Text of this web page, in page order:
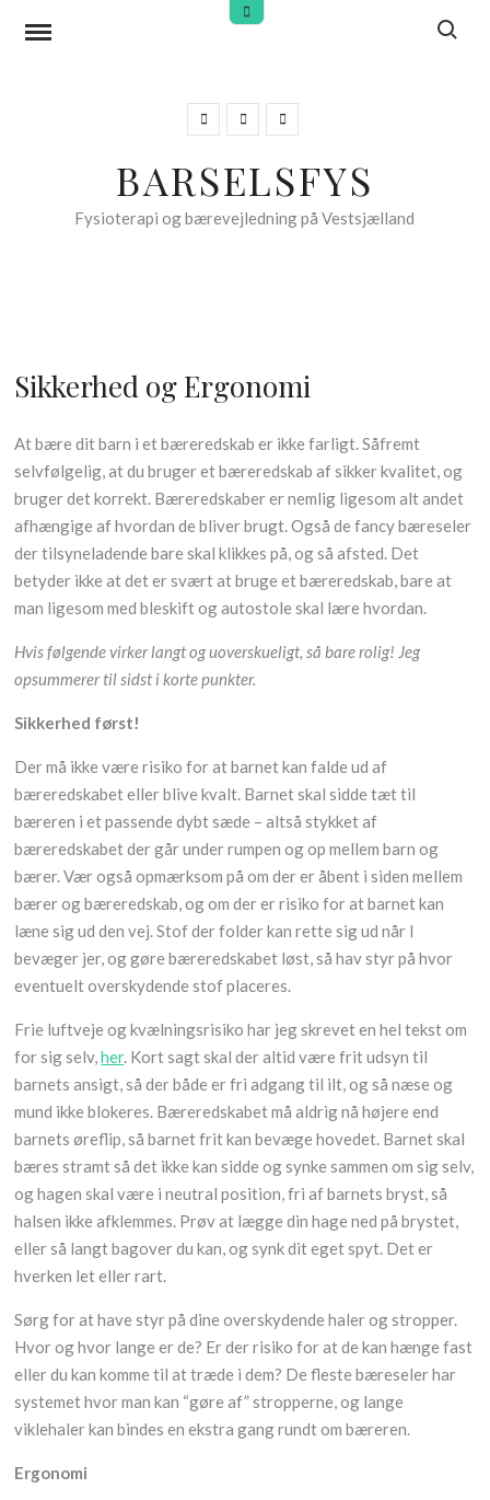
Open
Search
FacebookInstagram
Blog
BARSELSFYS
Fysioterapi og bærevejledning på Vestsjælland
Sikkerhed og Ergonomi
At bære dit barn i et bæreredskab er ikke farligt. Såfremt
selvfølgelig, at du bruger et bæreredskab af sikker kvalitet, og
bruger det korrekt. Bæreredskaber er nemlig ligesom alt andet
afhængige af hvordan de bliver brugt. Også de fancy bæreseler
der tilsyneladende bare skal klikkes på, og så afsted. Det
betyder ikke at det er svært at bruge et bæreredskab, bare at
man ligesom med bleskift og autostole skal lære hvordan.
Hvis følgende virker langt og uoverskueligt, så bare rolig! Jeg
opsummerer til sidst i korte punkter.
Sikkerhed først!
Der må ikke være risiko for at barnet kan falde ud af
bæreredskabet eller blive kvalt. Barnet skal sidde tæt til
bæreren i et passende dybt sæde – altså stykket af
bæreredskabet der går under rumpen og op mellem barn og
bærer. Vær også opmærksom på om der er åbent i siden mellem
bærer og bæreredskab, og om der er risiko for at barnet kan
læne sig ud den vej. Stof der folder kan rette sig ud når I
bevæger jer, og gøre bæreredskabet løst, så hav styr på hvor
eventuelt overskydende stof placeres.
Frie luftveje og kvælningsrisiko har jeg skrevet en hel tekst om
for sig selv,her. Kort sagt skal der altid være frit udsyn til
barnets ansigt, så der både er fri adgang til ilt, og så næse og
mund ikke blokeres. Bæreredskabet må aldrig nå højere end
barnets øreflip, så barnet frit kan bevæge hovedet. Barnet skal
bæres stramt så det ikke kan sidde og synke sammen om sig selv,
og hagen skal være i neutral position, fri af barnets bryst, så
halsen ikke afklemmes. Prøv at lægge din hage ned på brystet,
eller så langt bagover du kan, og synk dit eget spyt. Det er
hverken let eller rart.
Sørg for at have styr på dine overskydende haler og stropper.
Hvor og hvor lange er de? Er der risiko for at de kan hænge fast
eller du kan komme til at træde i dem? De fleste bæreseler har
systemet hvor man kan “gøre af” stropperne, og lange
viklehaler kan bindes en ekstra gang rundt om bæreren.
Ergonomi